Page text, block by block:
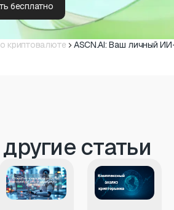
бесплатно
криптовалюте ASCN.AI: Ваш личный
статьи